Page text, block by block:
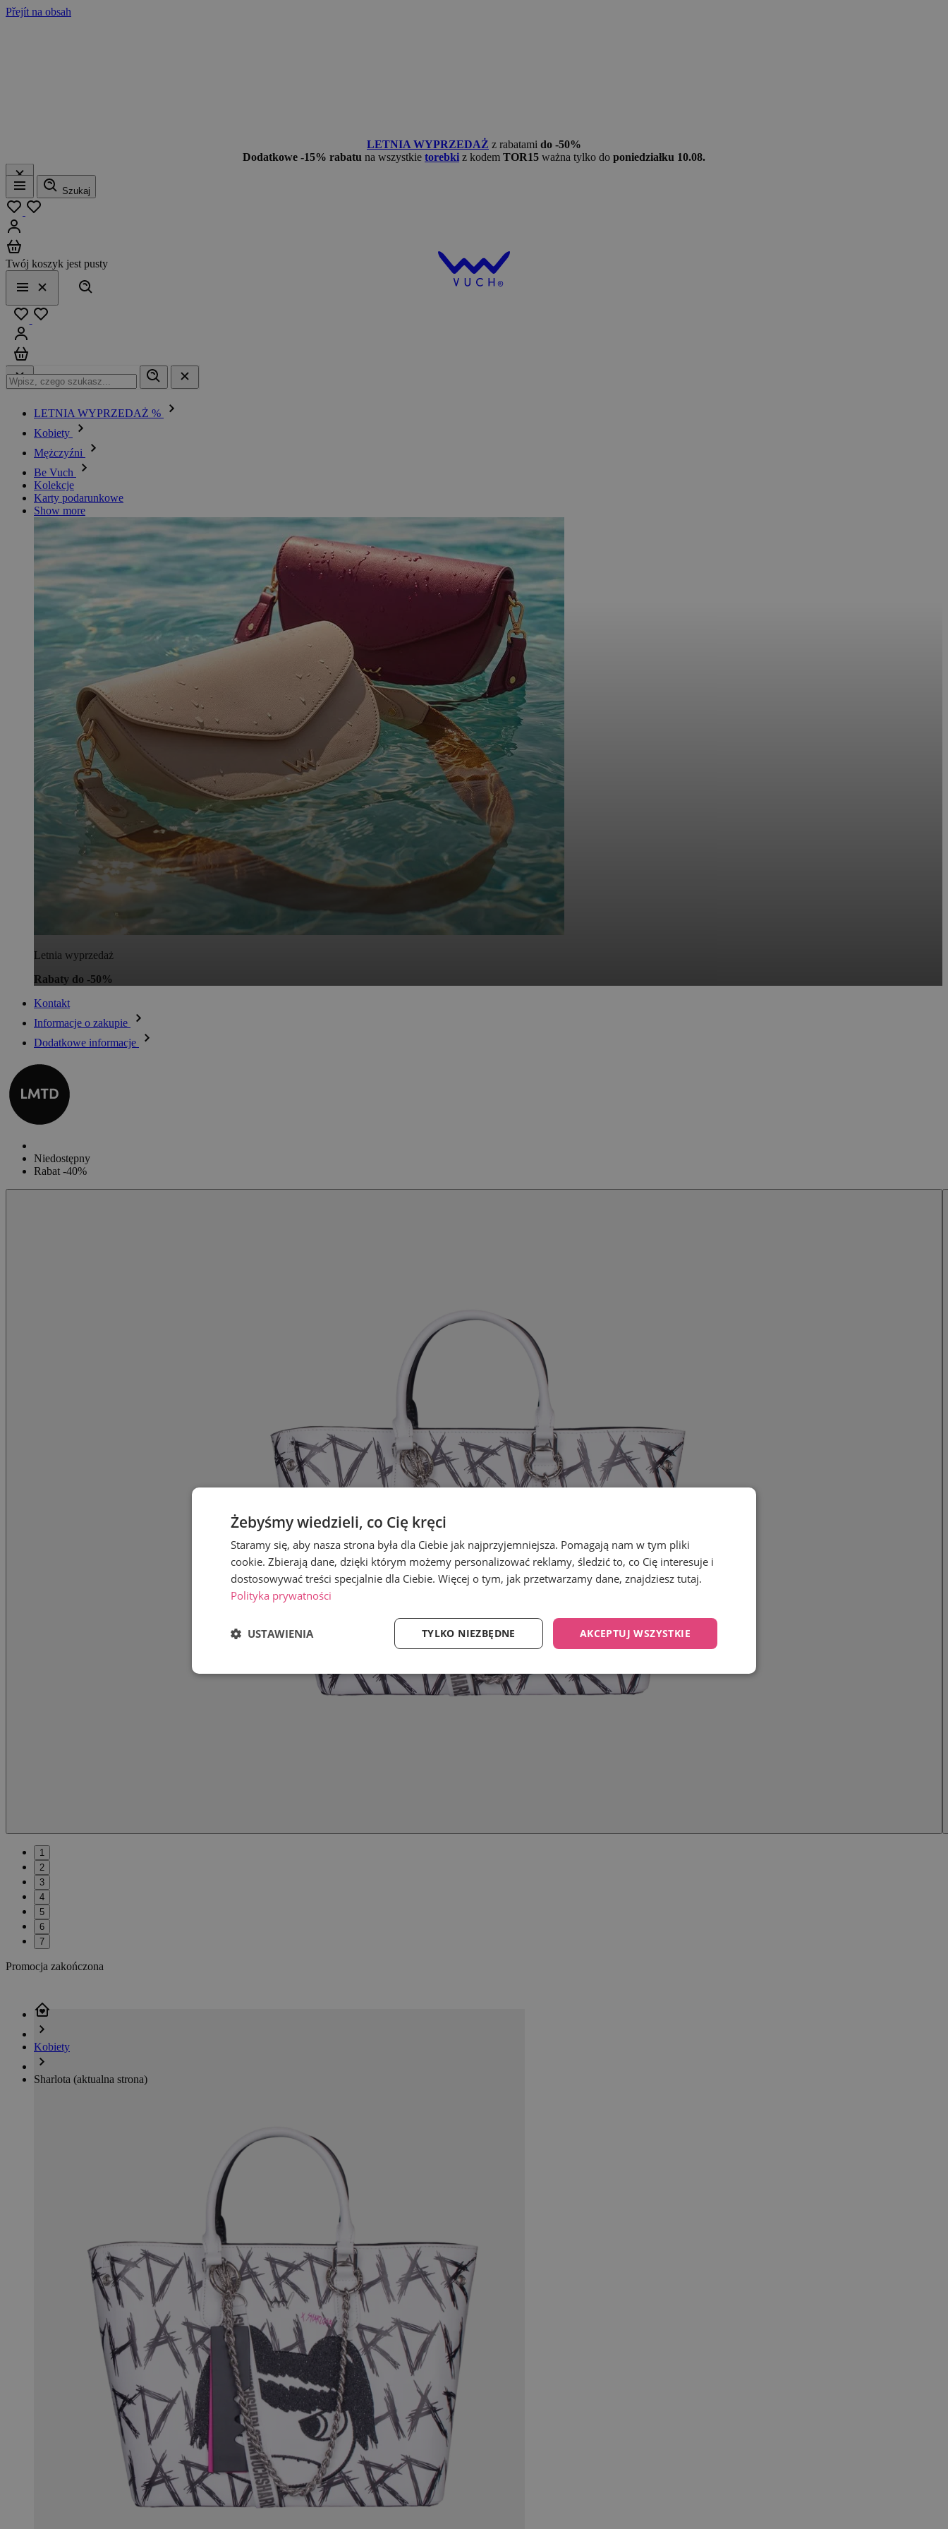
Přejít na obsah
LETNIA WYPRZEDAŻ z rabatami do -50%
Dodatkowe -15% rabatu na wszystkie torebki z kodem TOR15 ważna tylko do poniedziałku 10.08.
Menu
Szukaj
Twój koszyk jest pusty
Menu
Zamknij
LETNIA WYPRZEDAŻ %
Kobiety
Mężczyźni
Be Vuch
Kolekcje
Karty podarunkowe
Show more
Letnia wyprzedaż
Rabaty do -50%
Kontakt
Informacje o zakupie
Dodatkowe informacje
Kobiety
Sharlota (aktualna strona)
Niedostępny
Rabat -40%
1
2
3
4
5
6
7
Promocja zakończona
Żebyśmy wiedzieli, co Cię kręci
Staramy się, aby nasza strona była dla Ciebie jak najprzyjemniejsza. Pomagają nam w tym pliki
cookie. Zbierają dane, dzięki którym możemy personalizować reklamy, śledzić to, co Cię interesuje i
dostosowywać treści specjalnie dla Ciebie. Więcej o tym, jak przetwarzamy dane, znajdziesz tutaj.
Polityka prywatności
AKCEPTUJ WSZYSTKIE
TYLKO NIEZBĘDNE
USTAWIENIA